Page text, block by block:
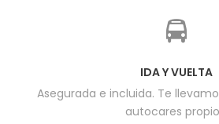
IDA Y VUELTA
Asegurada e incluida. Te
autocares